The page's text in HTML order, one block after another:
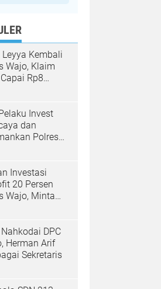
Kembali
Wajo, Klaim
Rp8
Invest
dan
Polres
Korban
Investasi
20 Persen
Wajo, Minta
Kasus
DPC
Herman Arif
Sekretaris